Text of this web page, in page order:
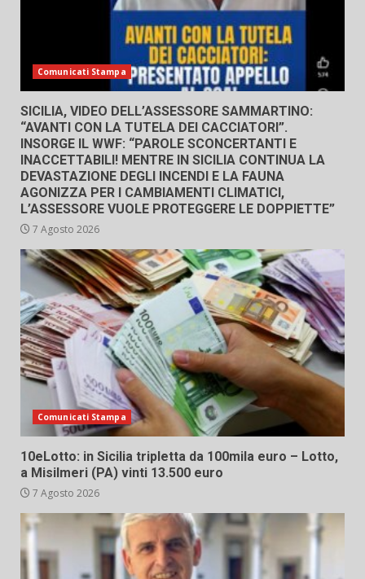
Comunicati Stampa
SICILIA, VIDEO DELL’ASSESSORE SAMMARTINO:
“AVANTI CON LA TUTELA DEI CACCIATORI”.
INSORGE IL WWF: “PAROLE SCONCERTANTI E
INACCETTABILI! MENTRE IN SICILIA CONTINUA LA
DEVASTAZIONE DEGLI INCENDI E LA FAUNA
AGONIZZA PER I CAMBIAMENTI CLIMATICI,
L’ASSESSORE VUOLE PROTEGGERE LE DOPPIETTE”
7 Agosto 2026
Comunicati Stampa
10eLotto: in Sicilia tripletta da 100mila euro – Lotto,
a Misilmeri (PA) vinti 13.500 euro
7 Agosto 2026